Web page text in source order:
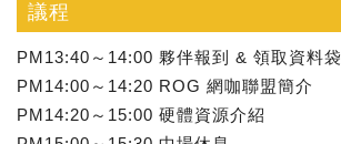
議程
PM13:40～14:00 夥伴報到 & 領取資料袋
PM14:00～14:20 ROG 網咖聯盟簡介
PM14:20～15:00 硬體資源介紹